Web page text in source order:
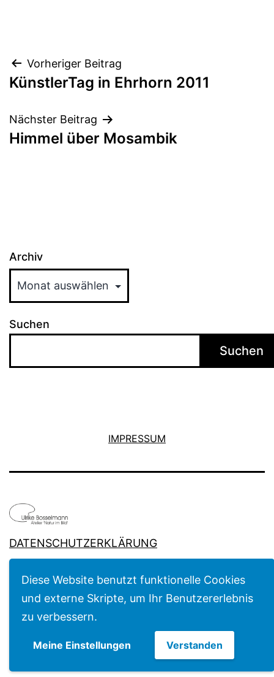
Diese Website benutzt funktionelle Cookies
und externe Skripte, um Ihr Benutzererlebnis
zu verbessern.
Meine Einstellungen Verstanden
Beitragsnavigation
Vorheriger Beitrag
KünstlerTag in Ehrhorn 2011
Nächster Beitrag
Himmel über Mosambik
Archiv
Suchen
Suchen
IMPRESSUM
DATENSCHUTZERKLÄRUNG